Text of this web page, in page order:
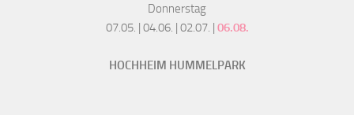
Donnerstag
07.05. | 04.06. | 02.07. | 06.08.
HOCHHEIM HUMMELPARK